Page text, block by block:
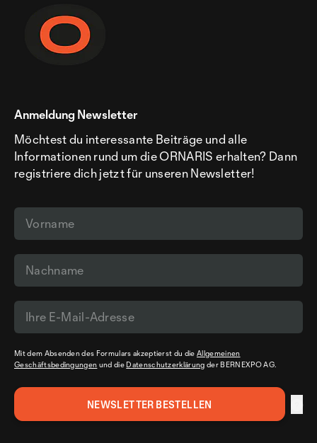
Anmeldung Newsletter
Möchtest du interessante Beiträge und alle
Informationen rund um die ORNARIS erhalten? Dann
registriere dich jetzt für unseren Newsletter!
Mit dem Absenden des Formulars akzeptierst du dieAllgemeinen
Geschäftsbedingungen und die Datenschutzerklärung der BERNEXPO AG.